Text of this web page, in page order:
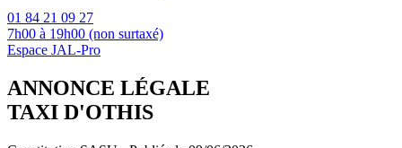
01 84 21 09 27
7h00 à 19h00 (non surtaxé)
Espace JAL-Pro
ANNONCE LÉGALE
TAXI D'OTHIS